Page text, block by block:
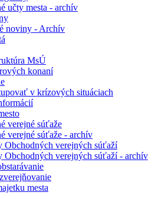
učty mesta - archív
noviny - Archív
MsÚ
konaní
v krízových situáciach
verejné súťaže
verejné súťaže - archív
Obchodných verejných súťaží
Obchodných verejných súťaží - archív
mesta